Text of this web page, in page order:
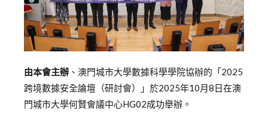
由本會主辦 、澳門城市大學數據科學學院協辦的 「 2025
跨境數據安全論壇（研討會）」 於2025年10月8日在澳
門城市大學何賢會議中心HG02成功舉辦。